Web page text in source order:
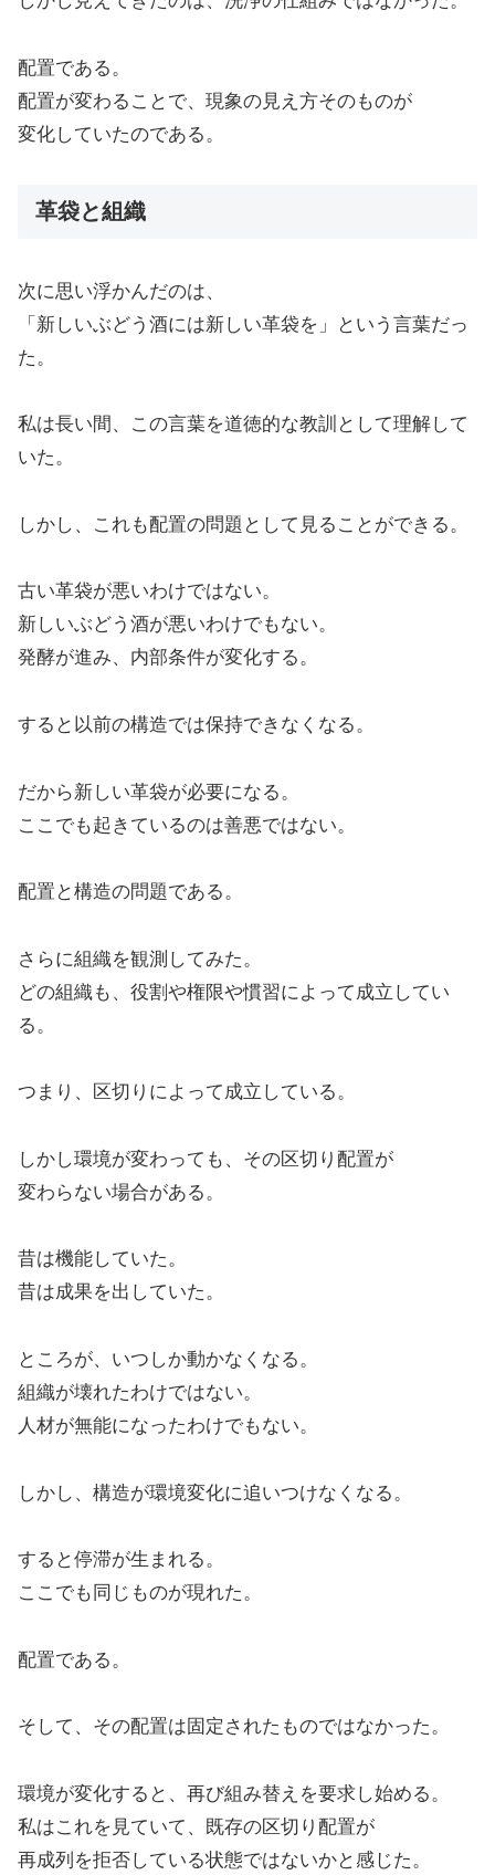
配置である。
配置が変わることで、現象の見え方そのものが
変化していたのである。
革袋と組織
次に思い浮かんだのは、
「新しいぶどう酒には新しい革袋を」という言葉だっ
た。
私は長い間、この言葉を道徳的な教訓として理解して
いた。
しかし、これも配置の問題として見ることができる。
古い革袋が悪いわけではない。
新しいぶどう酒が悪いわけでもない。
発酵が進み、内部条件が変化する。
すると以前の構造では保持できなくなる。
だから新しい革袋が必要になる。
ここでも起きているのは善悪ではない。
配置と構造の問題である。
さらに組織を観測してみた。
どの組織も、役割や権限や慣習によって成立してい
る。
つまり、区切りによって成立している。
しかし環境が変わっても、その区切り配置が
変わらない場合がある。
昔は機能していた。
昔は成果を出していた。
ところが、いつしか動かなくなる。
組織が壊れたわけではない。
人材が無能になったわけでもない。
しかし、構造が環境変化に追いつけなくなる。
すると停滞が生まれる。
ここでも同じものが現れた。
配置である。
そして、その配置は固定されたものではなかった。
環境が変化すると、再び組み替えを要求し始める。
私はこれを見ていて、既存の区切り配置が
再成列を拒否している状態ではないかと感じた。